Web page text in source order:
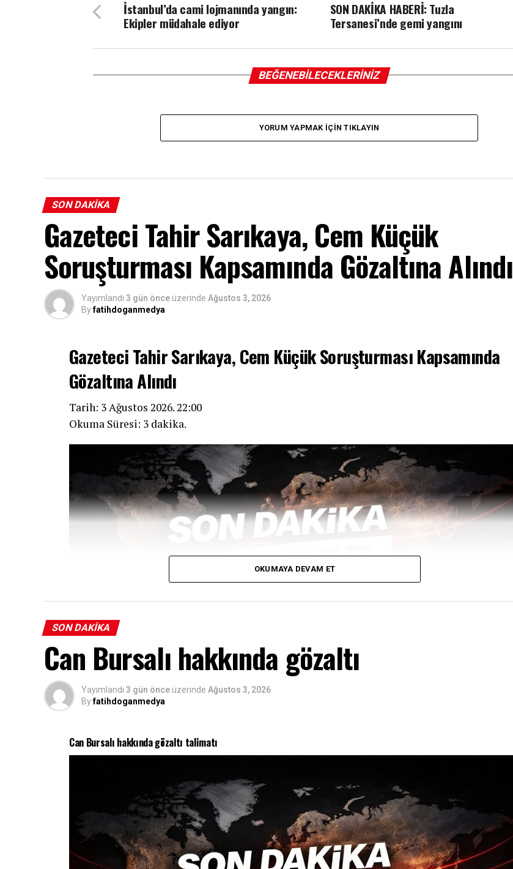
SON DAKİKA HABERİ: Tuzla
Tersanesi’nde gemi yangını
İstanbul’da cami lojmanında yangın:
Ekipler müdahale ediyor
BEĞENEBILECEKLERINIZ
YORUM YAPMAK IÇIN TIKLAYIN
SON DAKIKA
Gazeteci Tahir Sarıkaya, Cem Küçük
Soruşturması Kapsamında Gözaltına Alındı
Yayımlandı 3 gün önce üzerinde Ağustos 3, 2026
Byfatihdoganmedya
Gazeteci Tahir Sarıkaya, Cem Küçük Soruşturması Kapsamında
Gözaltına Alındı
Tarih: 3 Ağustos 2026. 22:00
Okuma Süresi: 3 dakika.
Son dakika gelişmesiyle birlikte Türk basınında yeni bir şok dalgası yaşanıyor. İstanbul
kapsamında gazeteci ve televizyon programcısı Tahir Sarıkaya gözaltına alındı. Sarıkaya’nın
hesaplarında kaynağı belirsiz yüksek tutarlı para girişleri ve bu transferlerin bir kısmının
kripto para hesaplarına aktarıldığı tespit edildi.
Gözaltı kararı, daha önce “halkı yanıltıcı bilgiyi alenen yayma” ve “şantaj” suçlamalarıyla
tutuklanan gazeteci Cem Küçük hakkında yürütülen soruşturmanın derinleşmesiyle geldi.
OKUMAYA DEVAM ET
SON DAKIKA
Can Bursalı hakkında gözaltı
Yayımlandı 3 gün önce üzerinde Ağustos 3, 2026
Byfatihdoganmedya
Can Bursalı hakkında gözaltı talimatı